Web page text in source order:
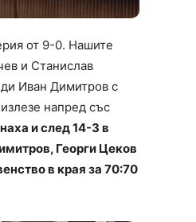
от 9-0. Нашите
и Станислав
Иван Димитров с
напред със
и след 14-3 в
Георги Цеков
в края за 70:70